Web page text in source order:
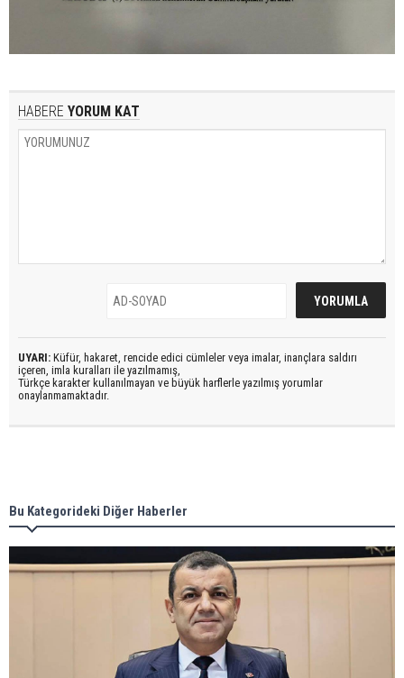
HABERE YORUM KAT
UYARI: Küfür, hakaret, rencide edici cümleler veya imalar, inançlara saldırı
içeren, imla kuralları ile yazılmamış,
Türkçe karakter kullanılmayan ve büyük harflerle yazılmış yorumlar
onaylanmamaktadır.
Bu Kategorideki Diğer Haberler